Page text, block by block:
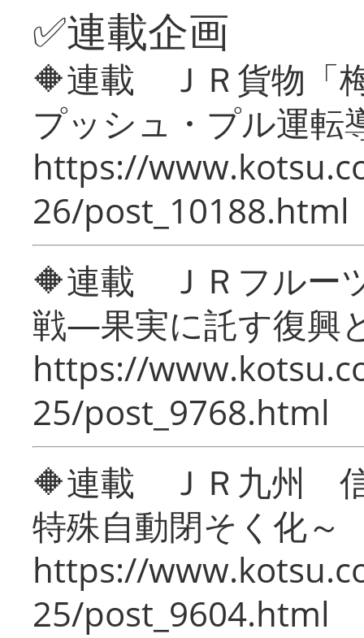
✅連載企画
🔶連載 ＪＲ貨物「
プッシュ・プル運転
https://
26/post_10188.html
🔶連載 ＪＲフルー
戦―果実に託す復興
https://
25/post_9768.html
🔶連載 ＪＲ九州 信
特殊自動閉そく化～
https://
25/post_9604.html